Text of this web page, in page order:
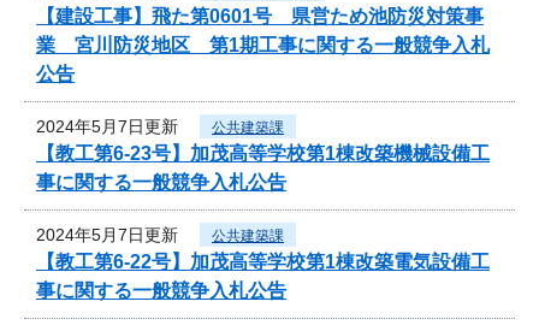
【建設工事】飛た第0601号 県営ため池防災対策事
業 宮川防災地区 第1期工事に関する一般競争入札
公告
2024年5月7日更新 公共建築課
【教工第6-23号】加茂高等学校第1棟改築機械設備工
事に関する一般競争入札公告
2024年5月7日更新 公共建築課
【教工第6-22号】加茂高等学校第1棟改築電気設備工
事に関する一般競争入札公告